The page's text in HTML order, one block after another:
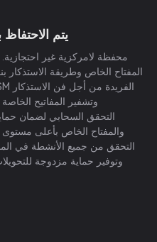
يتم
المفتاح الخاص وطريقة
وتشفير المفاتيح
والمفتاح الخاص بأعلى
التحقق من جميع الأنشطة في
وتوفير حماية مزدوجة